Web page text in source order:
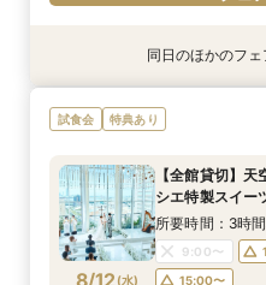
特典あり
8/11 火)
【初めて式場見
お気軽×シェフ特
9:00〜
17:00〜
フェ
特典あり
8/11 火)
【17時以降】お
景×スペシャリテ
17:00〜
18:00〜
フェ
特典あり
8/11 火)
2名様からOK【
エディング相談会
9:00〜
17:00〜
フェ
特典あり
8/11 火)
【愛犬と叶える
タンプ×厳選試
9:00〜
17:00〜
フェ
同日のほかのフェ
試食会 特典あり
(水)
【全館貸切】
シエ特製スイー
所要時間：3時
9:00〜
15:00〜